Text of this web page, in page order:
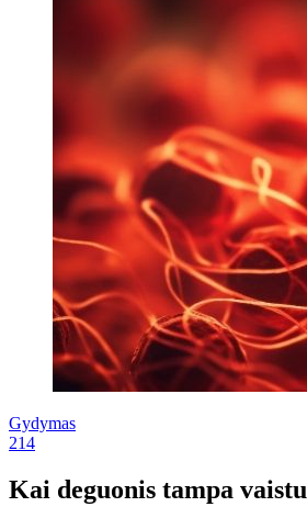
Gydymas
214
Kai deguonis tampa vaistu